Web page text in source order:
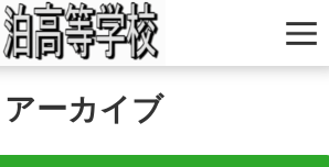
ーカイブ